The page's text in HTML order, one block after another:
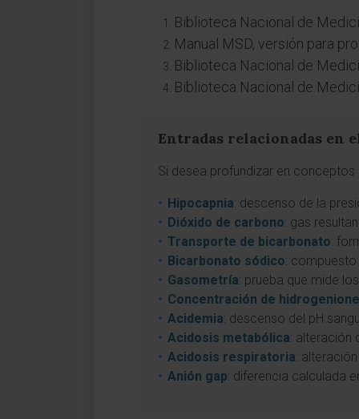
Biblioteca Nacional de
Manual MSD, versión para
Biblioteca Nacional de
Biblioteca Nacional de
Entradas relacionadas en
Si desea profundizar en
Hipocapnia: descenso de la
Dióxido de carbono: gas
Transporte de bicarbonato:
Bicarbonato sódico:
Gasometría: prueba que mide
Concentración de
Acidemia: descenso del pH
Acidosis metabólica: alteración
Acidosis respiratoria:
Anión gap: diferencia calculada